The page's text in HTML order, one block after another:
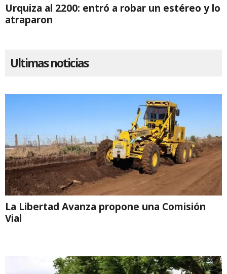
Urquiza al 2200: entró a robar un estéreo y lo
atraparon
Ultimas noticias
La Libertad Avanza propone una Comisión
Vial